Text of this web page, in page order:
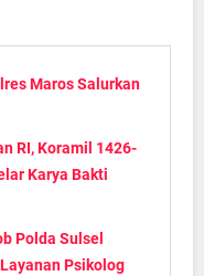
Maros Salurkan
RI, Koramil 1426-
Karya Bakti
Polda Sulsel
Psikolog